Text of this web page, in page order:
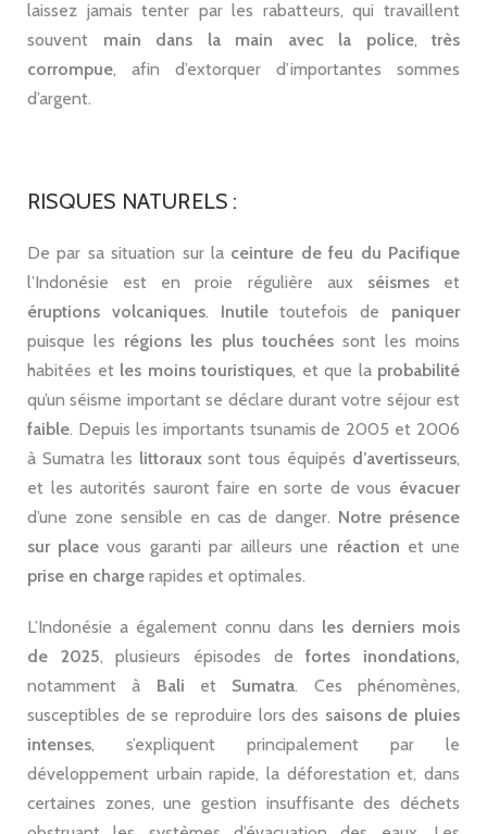
laissez jamais tenter par les rabatteurs, qui travaillent
souvent main dans la main avec la police, très
corrompue, afin d’extorquer d’importantes sommes
d’argent.
RISQUES NATURELS :
De par sa situation sur la ceinture de feu du Pacifique
l’Indonésie est en proie régulière aux séismeset
éruptions volcaniques. Inutiletoutefois de paniquer
puisque les régions les plus touchéessont les moins
habitées et les moins touristiques, et que la probabilité
qu’un séisme important se déclare durant votre séjour est
faible. Depuis les importants tsunamis de 2005 et 2006
à Sumatra les littorauxsont tous équipés d’avertisseurs,
et les autorités sauront faire en sorte de vous évacuer
d’une zone sensible en cas de danger. Notre présence
sur place vous garanti par ailleurs une réaction et une
prise en charge rapides et optimales.
L’Indonésie a également connu dans les derniers mois
de 2025, plusieurs épisodes defortes inondations,
notamment à Bali et Sumatra. Ces phénomènes,
susceptibles de se reproduire lors des saisons de pluies
intenses, s’expliquent principalement par le
développement urbain rapide, la déforestation et, dans
certaines zones, une gestion insuffisante des déchets